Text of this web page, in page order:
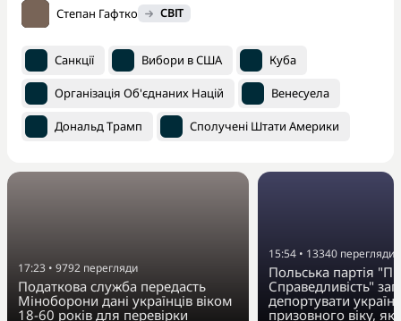
Степан Гафтко СВІТ
Санкції Вибори в США Куба
Організація Об'єднаних Націй Венесуела
Дональд Трамп Сполучені Штати Америки
17:23 • 9792 перегляди
Податкова служба передасть
Міноборони дані українців віком
18-60 років для перевірки
15:54 • 13340 перегляди
Польська партія
Справедливість"
депортувати
призовного віку,